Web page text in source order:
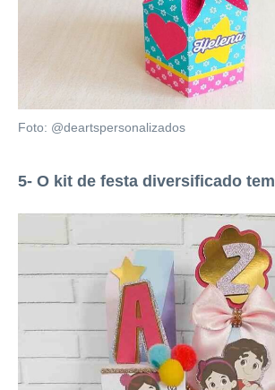
Foto: @deartspersonalizados
5- O kit de festa diversificado